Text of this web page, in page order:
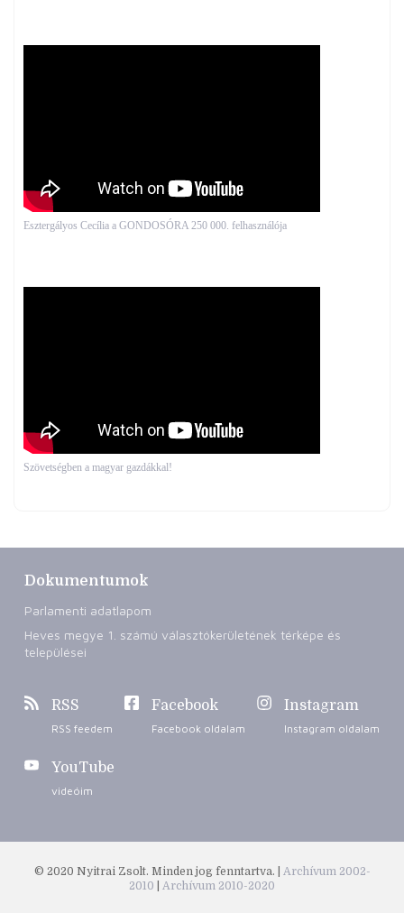
Esztergályos Cecília a GONDOSÓRA 250 000. felhasználója
Szövetségben a magyar gazdákkal!
Dokumentumok
Parlamenti adatlapom
Heves megye 1. számú választókerületének térképe és
települései
RSS
RSS feedem
Facebook
Facebook oldalam
Instagram
Instagram oldalam
YouTube
videóim
© 2020 Nyitrai Zsolt. Minden jog fenntartva. | Archívum 2002-
2010
Archívum 2010-2020